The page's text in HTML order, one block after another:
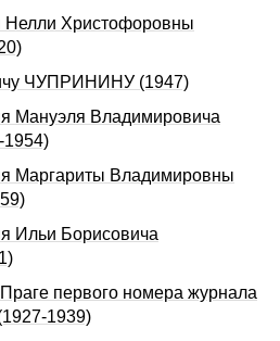
Нелли Христофоpовны
ЧУПРИНИНУ (1947)
Мануэля Владимировича
Маргариты Владимировны
Ильи Борисовича
первого номера журнала
1939)